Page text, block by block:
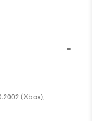
(Xbox),
-